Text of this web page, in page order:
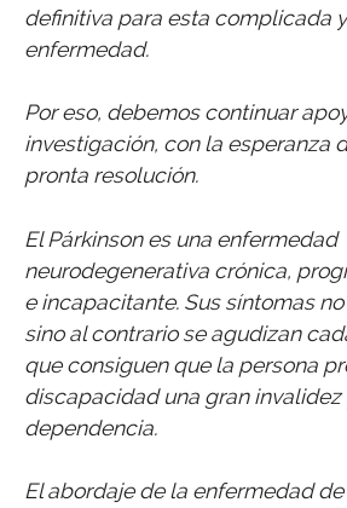
definitiva para esta complicada
enfermedad.
Por eso, debemos continuar
investigación, con la esperanza
pronta resolución.
El Párkinson es una enfermedad
neurodegenerativa crónica,
e incapacitante. Sus síntomas
sino al contrario se agudizan
que consiguen que la persona
discapacidad una gran invalidez
dependencia.
El abordaje de la enfermedad